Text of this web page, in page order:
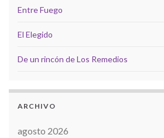
Entre Fuego
El Elegido
De un rincón de Los Remedios
ARCHIVO
agosto 2026